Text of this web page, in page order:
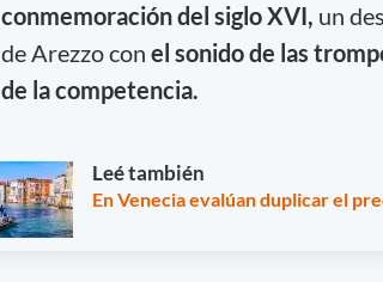
conmemoración del siglo XVI, un
de Arezzo con el sonido de las
de la competencia.
Leé también
En Venecia evalúan duplicar el